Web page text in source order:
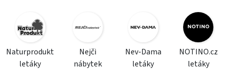
Naturprodukt
letáky
Nejči
nábytek
Nev-Dama
letáky
NOTINO.cz
letáky